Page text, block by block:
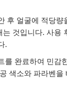
후 얼굴에 적당량
는 것입니다. 사용
.
를 완료하여 민감
색소와 파라벤을